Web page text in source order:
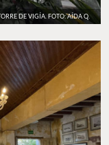
TORRE DE VIGÍA. FOTO: AÍDA Q.